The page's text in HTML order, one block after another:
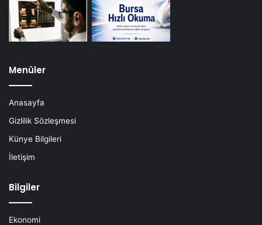
Menüler
Anasayfa
Gizlilik Sözleşmesi
Künye Bilgileri
İletişim
Bilgiler
Ekonomi